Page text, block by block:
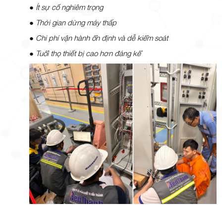
● Ít sự cố nghiêm trọng
● Thời gian dừng máy thấp
● Chi phí vận hành ổn định và dễ kiểm soát
● Tuổi thọ thiết bị cao hơn đáng kể